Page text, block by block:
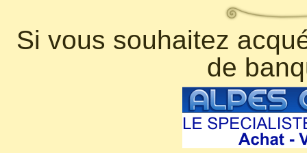
Si vous souhaitez
de